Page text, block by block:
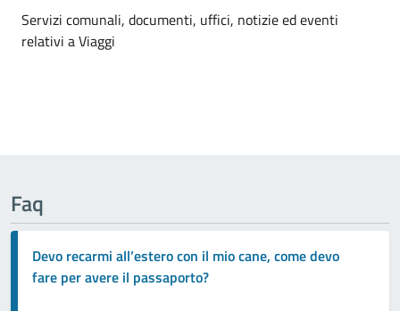
Dettagli della notizia
Servizi comunali, documenti, uffici, notizie ed eventi
relativi a Viaggi
Faq
Devo recarmi all’estero con il mio cane, come devo
fare per avere il passaporto?